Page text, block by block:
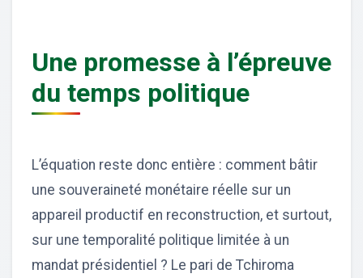
Une promesse à l’épreuve
du temps politique
L’équation reste donc entière : comment bâtir
une souveraineté monétaire réelle sur un
appareil productif en reconstruction, et surtout,
sur une temporalité politique limitée à un
mandat présidentiel ? Le pari de Tchiroma